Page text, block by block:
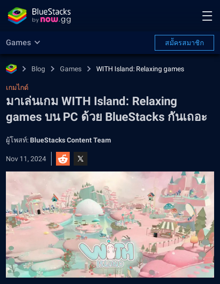
Games สมััครสมาชิก
Blog Games WITH Island: Relaxing games
เกมไกด์
มาเล่นเกม WITH Island: Relaxing
games บน PC ด้วย BlueStacks กันเถอะ
ผู้โพสท์: BlueStacks Content Team
Nov 11, 2024